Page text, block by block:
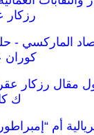
رزكار
الماركسي -
كوران
مقال رزكار
ك
أم